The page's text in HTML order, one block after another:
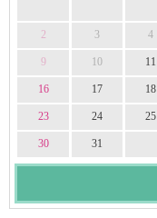
2 3 4
9 10 11
16 17 18
23 24 25
30 31